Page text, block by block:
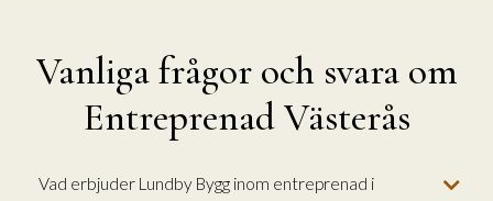
Vanliga frågor och svara om
Entreprenad Västerås
Vad erbjuder Lundby Bygg inom entreprenad i